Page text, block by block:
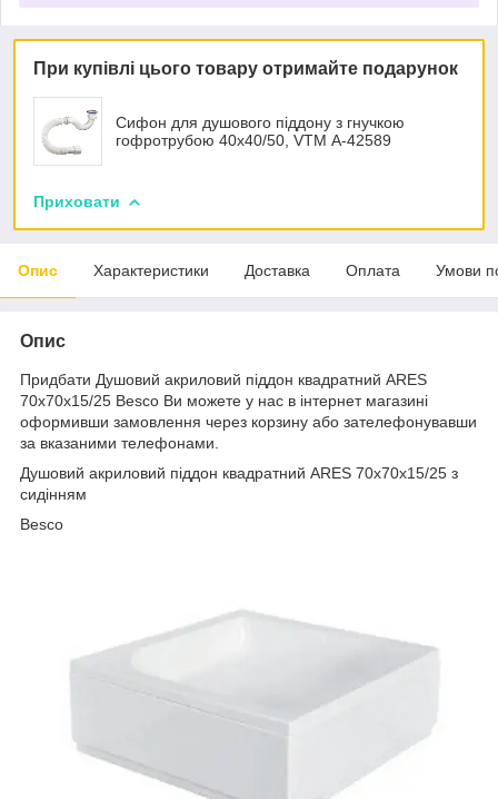
При купівлі цього товару отримайте подарунок
Сифон для душового піддону з гнучкою
гофротрубою 40х40/50, VTM А-42589
Приховати
Опис Характеристики Доставка Оплата Умови
Опис
Придбати Душовий акриловий піддон квадратний ARES
70х70х15/25 Besco Ви можете у нас в інтернет магазині
оформивши замовлення через корзину або зателефонувавши
за вказаними телефонами.
Душовий акриловий піддон квадратний ARES 70х70х15/25 з
сидінням
Besco